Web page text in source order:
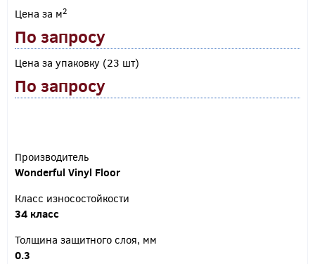
Цена за м2
По запросу
Цена за упаковку (23 шт)
По запросу
Производитель
Wonderful Vinyl Floor
Класс износостойкости
34 класс
Толщина защитного слоя, мм
0.3